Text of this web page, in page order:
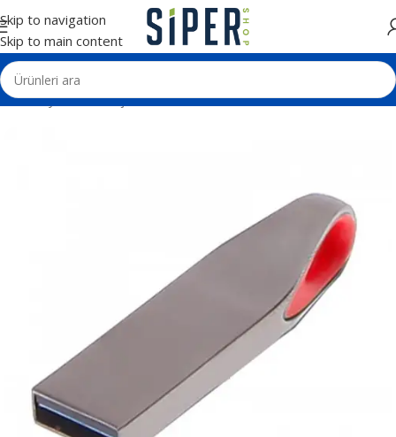
Skip to navigation
Skip to main content
Ana Sayfa Teknolojik Ürünler Usb Bellek